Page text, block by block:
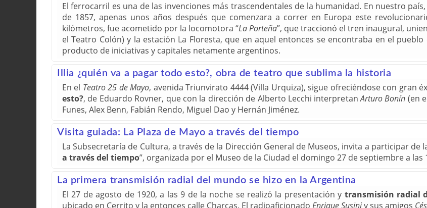
El ferrocarril es una de las invenciones más trascendentales de la humanidad. En nuestro
de 1857, apenas unos años después que comenzara a correr en Europa este
kilómetros, fue acometido por la locomotora “La Porteña”, que traccionó el tren inaugural,
el Teatro Colón) y la estación La Floresta, que en aquel entonces se encontraba en el
producto de iniciativas y capitales netamente argentinos.
Illia ¿quién va a pagar todo esto?, obra de teatro que sublima la historia
En el Teatro 25 de Mayo, avenida Triunvirato 4444 (Villa Urquiza), sigue ofreciéndose con gran
esto?, de Eduardo Rovner, que con la dirección de Alberto Lecchi interpretanArturo Bonín (en
Funes, Alex Benn, Fabián Rendo, Miguel Dao y Hernán Jiménez.
Visita guiada: La Plaza de Mayo a través del tiempo
La Subsecretaría de Cultura, a través de la Dirección General de Museos, invita a participar de
a través del tiempo”, organizada por el Museo de la Ciudad el domingo 27 de septiembre a
La primera transmisión radial del mundo se hizo en la Argentina
El 27 de agosto de 1920, a las 9 de la noche se realizó la presentación y transmisión radial
ubicado en Cerrito y la entonces calle Charcas. El radioaficionado Enrique Susiniy sus amigos